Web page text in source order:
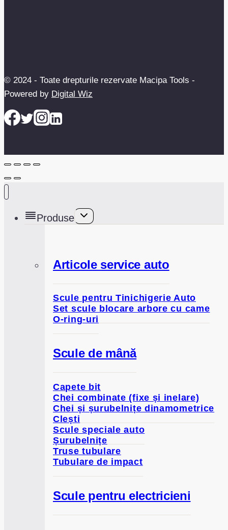
© 2024 - Toate drepturile rezervate Macipa Tools -
Powered by Digital Wiz
Produse
Toggle
Articole service auto
Scule pentru Tinichigerie Auto
Set scule blocare arbore cu came
O-ring-uri
Scule de mână
Capete bit
Chei combinate (fixe și inelare)
Chei și șurubelnițe dinamometrice
Clești
Scule speciale auto
Șurubelnițe
Truse tubulare
Tubulare de impact
Scule pentru electricieni